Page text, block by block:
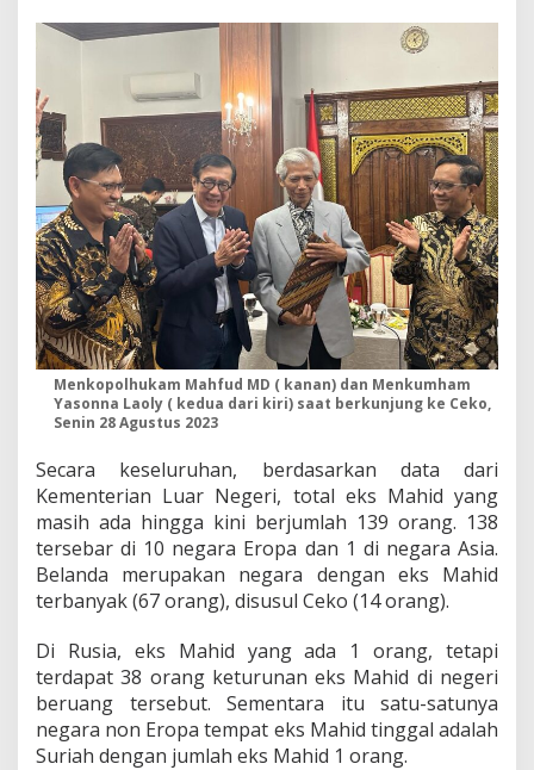
Menkopolhukam Mahfud MD ( kanan) dan Menkumham
Yasonna Laoly ( kedua dari kiri) saat berkunjung ke Ceko,
Senin 28 Agustus 2023
Secara keseluruhan, berdasarkan data dari
Kementerian Luar Negeri, total eks Mahid yang
masih ada hingga kini berjumlah 139 orang. 138
tersebar di 10 negara Eropa dan 1 di negara Asia.
Belanda merupakan negara dengan eks Mahid
terbanyak (67 orang), disusul Ceko (14 orang).
Di Rusia, eks Mahid yang ada 1 orang, tetapi
terdapat 38 orang keturunan eks Mahid di negeri
beruang tersebut. Sementara itu satu-satunya
negara non Eropa tempat eks Mahid tinggal adalah
Suriah dengan jumlah eks Mahid 1 orang.